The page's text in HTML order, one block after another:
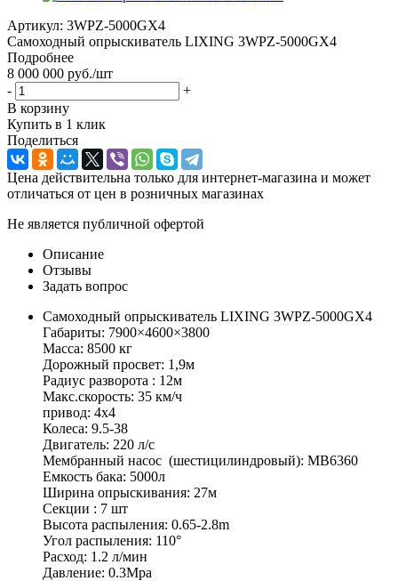
Артикул: 3WPZ-5000GX4
Самоходный опрыскиватель LIXING 3WPZ-5000GX4
Подробнее
8 000 000 руб./шт
-
+
В корзину
Купить в 1 клик
Поделиться
Цена действительна только для интернет-магазина и может
отличаться от цен в розничных магазинах
Не является публичной офертой
Описание
Отзывы
Задать вопрос
Самоходный опрыскиватель LIXING 3WPZ-5000GX4
Габариты: 7900×4600×3800
Масса: 8500 кг
Дорожный просвет: 1,9м
Радиус разворота : 12м
Макс.скорость: 35 км/ч
привод: 4х4
Колеса: 9.5-38
Двигатель: 220 л/с
Мембранный насос (шестицилиндровый): MB6360
Емкость бака: 5000л
Ширина опрыскивания: 27м
Секции : 7 шт
Высота распыления: 0.65-2.8m
Угол распыления: 110°
Расход: 1.2 л/мин
Давление: 0.3Mpa